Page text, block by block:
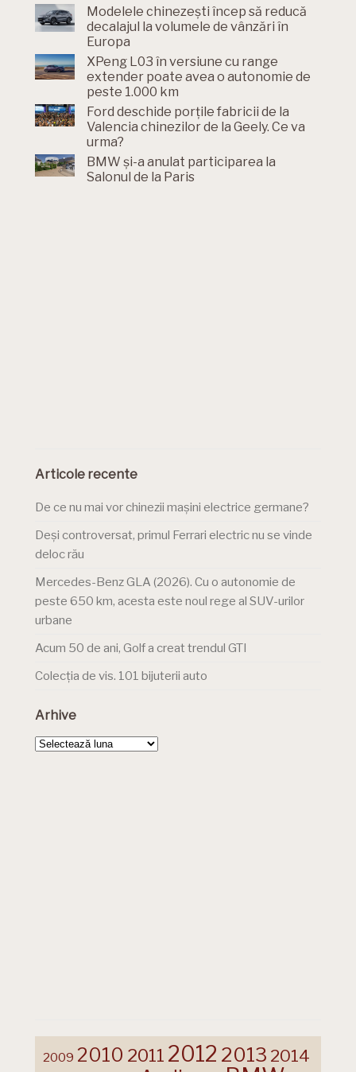
Modelele chinezești încep să reducă
decalajul la volumele de vânzări în
Europa
XPeng L03 în versiune cu range
extender poate avea o autonomie de
peste 1.000 km
Ford deschide porțile fabricii de la
Valencia chinezilor de la Geely. Ce va
urma?
BMW și-a anulat participarea la
Salonul de la Paris
Articole recente
De ce nu mai vor chinezii mașini electrice germane?
Deși controversat, primul Ferrari electric nu se vinde
deloc rău
Mercedes-Benz GLA (2026). Cu o autonomie de
peste 650 km, acesta este noul rege al SUV-urilor
urbane
Acum 50 de ani, Golf a creat trendul GTI
Colecția de vis. 101 bijuterii auto
Arhive
Arhive
2009 2010 2011 2012 2013 2014